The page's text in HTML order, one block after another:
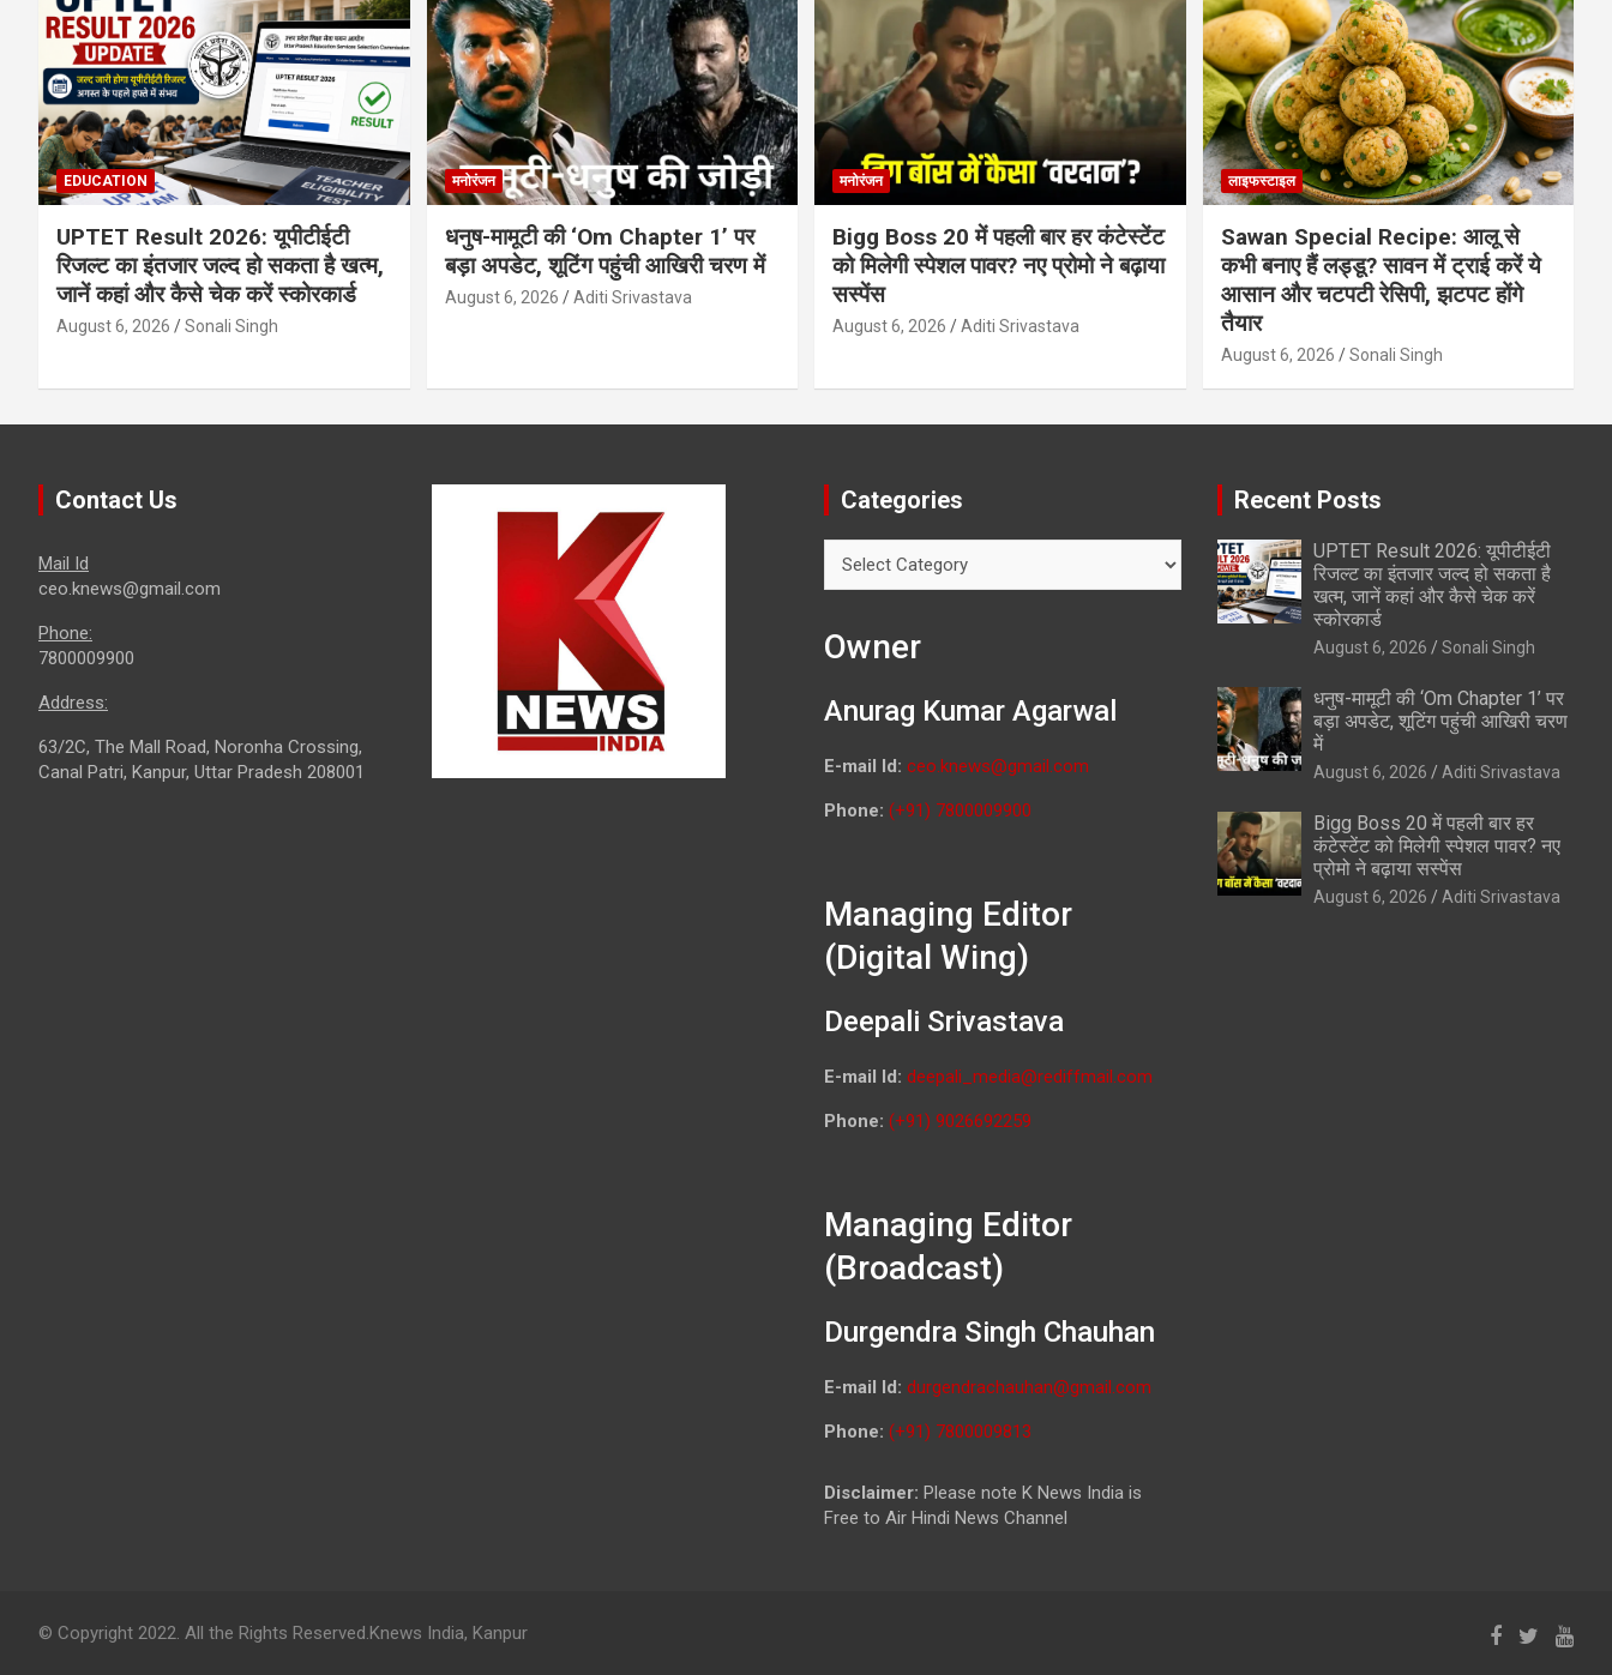
EDUCATION
UPTET Result 2026: यूपीटीईटी
रिजल्ट का इंतजार जल्द हो सकता है खत्म,
जानें कहां और कैसे चेक करें स्कोरकार्ड
August 6, 2026 Sonali Singh
मनोरंजन
धनुष-मामूटी की ‘Om Chapter 1’ पर
बड़ा अपडेट, शूटिंग पहुंची आखिरी चरण में
August 6, 2026 Aditi Srivastava
मनोरंजन
Bigg Boss 20 में पहली बार हर कंटेस्टेंट
को मिलेगी स्पेशल पावर? नए प्रोमो ने बढ़ाया
सस्पेंस
August 6, 2026 Aditi Srivastava
लाइफस्टाइल
Sawan Special Recipe: आलू से
कभी बनाए हैं लड्डू? सावन में ट्राई करें ये
आसान और चटपटी रेसिपी, झटपट होंगे
तैयार
August 6, 2026 Sonali Singh
Contact Us
Mail Id
ceo.knews@gmail.com
Phone:
7800009900
Address:
63/2C, The Mall Road, Noronha Crossing,
Canal Patri, Kanpur, Uttar Pradesh 208001
Categories
Owner
Anurag Kumar Agarwal
E-mail Id: ceo.knews@gmail.com
Phone: (+91) 7800009900
Managing Editor
(Digital Wing)
Deepali Srivastava
E-mail Id: deepali_media@rediffmail.com
Phone: (+91) 9026692259
Managing Editor
(Broadcast)
Durgendra Singh Chauhan
E-mail Id: durgendrachauhan@gmail.com
Phone: (+91) 7800009813
Disclaimer: Please note K News India is
Free to Air Hindi News Channel
Recent Posts
UPTET Result 2026: यूपीटीईटी
रिजल्ट का इंतजार जल्द हो सकता है
खत्म, जानें कहां और कैसे चेक करें
स्कोरकार्ड
August 6, 2026 Sonali Singh
धनुष-मामूटी की ‘Om Chapter 1’ पर
बड़ा अपडेट, शूटिंग पहुंची आखिरी चरण
में
August 6, 2026 Aditi Srivastava
Bigg Boss 20 में पहली बार हर
कंटेस्टेंट को मिलेगी स्पेशल पावर? नए
प्रोमो ने बढ़ाया सस्पेंस
August 6, 2026 Aditi Srivastava
© Copyright 2022. All the Rights Reserved.Knews India, Kanpur